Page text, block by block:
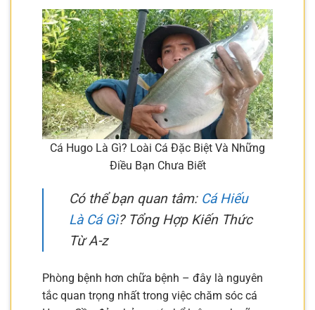
Cá Hugo Là Gì? Loài Cá Đặc Biệt Và Những
Điều Bạn Chưa Biết
Có thể bạn quan tâm: Cá Hiếu
Là Cá Gì? Tổng Hợp Kiến Thức
Từ A-z
Phòng bệnh hơn chữa bệnh – đây là nguyên
tắc quan trọng nhất trong việc chăm sóc cá